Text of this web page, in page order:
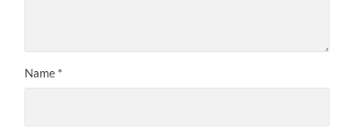
Name *